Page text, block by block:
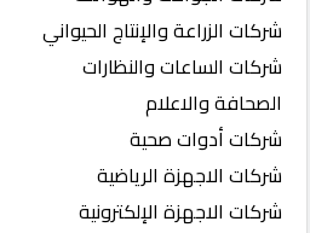
شركات الزراعة والإنتاج الحيواني
شركات الساعات والنظارات
الصحافة والاعلام
شركات أدوات صحية
شركات الاجهزة الرياضية
شركات الاجهزة الإلكترونية